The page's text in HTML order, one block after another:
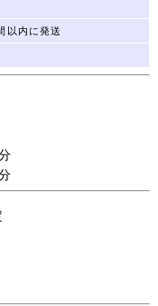
時間以内のご連絡
日以内のご入金、
すようお願いし
ては同梱包いた
札いただいてか
包できません。落
のご落札は別梱
キャンセル 】に
以内に発送